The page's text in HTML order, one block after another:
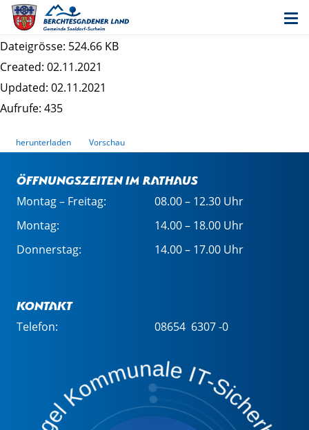
Bekanntmachung Auslegung 6. Änderung des
Bebauungsplans "Sillersdorf"
Dateigrösse: 524.66 KB
Created: 02.11.2021
Updated: 02.11.2021
Aufrufe: 435
herunterladen Vorschau
Öffnungszeiten im Rathaus
Montag – Freitag:
08.00 – 12.30 Uhr
Montag:
14.00 – 18.00 Uhr
Donnerstag:
14.00 – 17.00 Uhr
Kontakt
Telefon: 08654 6307 -0